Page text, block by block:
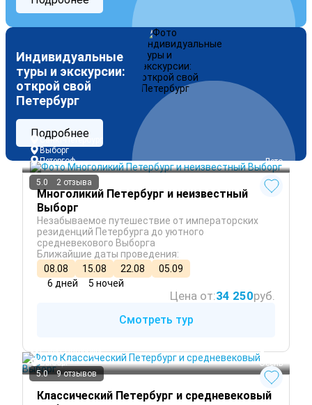
Индивидуальные
туры и экскурсии:
открой свой
Петербург
Подробнее
Санкт-Петербург
Выборг
Петергоф
5.0 2 отзыва
Лето
Многоликий Петербург и неизвестный
Выборг
Незабываемое путешествие от императорских
резиденций Петербурга до уютного
средневекового Выборга
Ближайшие даты проведения:
08.08
15.08 22.08
05.09
6 дней
5 ночей
Цена от:34 250руб.
Смотреть тур
Санкт-Петербург
Выборг
5.0
9 отзывов
Лето
Осень
Классический Петербург и средневековый